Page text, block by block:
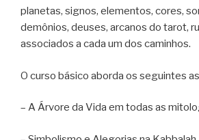
planetas, signos, elementos, cores,
demônios, deuses, arcanos do tarot,
associados a cada um dos caminhos.
O curso básico aborda os seguintes
– A Árvore da Vida em todas as